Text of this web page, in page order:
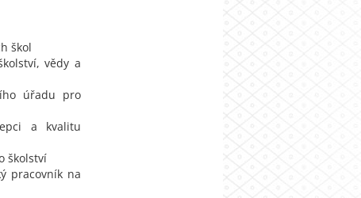
škol
vědy a
úřadu pro
a kvalitu
školství
pracovník na